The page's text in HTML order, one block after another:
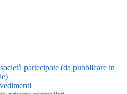
partecipate (da pubblicare in